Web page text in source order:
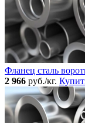
Фланец сталь
2 966 руб./кг.